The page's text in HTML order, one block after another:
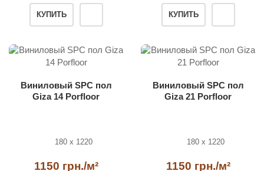
КУПИТЬ КУПИТЬ
Виниловый SPC пол
Giza 14 Porfloor
180 x 1220
1150 грн./м²
Виниловый SPC пол
Giza 21 Porfloor
180 x 1220
1150 грн./м²